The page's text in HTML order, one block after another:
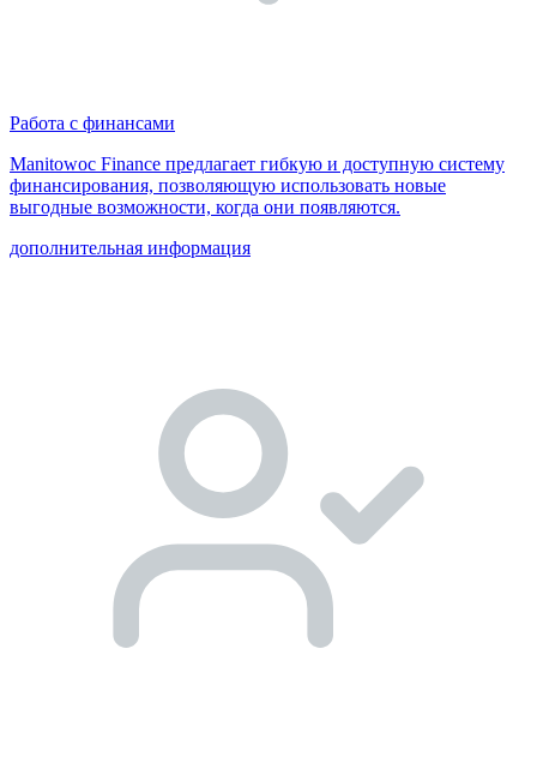
Работа с финансами
Manitowoc Finance предлагает гибкую и доступную систему
финансирования, позволяющую использовать новые
выгодные возможности, когда они появляются.
дополнительная информация